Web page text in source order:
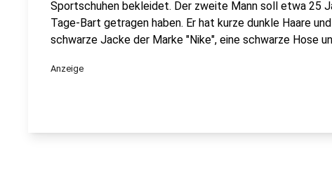
Sportschuhen bekleidet. Der zweite Mann soll etwa 25
Tage-Bart getragen haben. Er hat kurze dunkle Haare
schwarze Jacke der Marke "Nike", eine schwarze Hose
Anzeige